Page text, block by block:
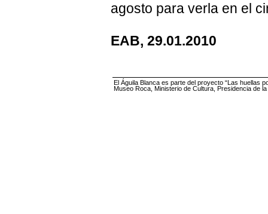
agosto para verla en el
EAB, 29.01.2010
El Águila Blanca es parte del proyecto “Las huellas
Museo Roca, Ministerio de Cultura, Presidencia de